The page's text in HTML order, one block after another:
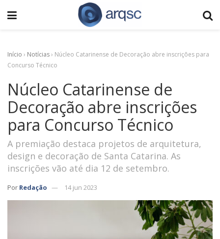
Início › Notícias› Núcleo Catarinense de Decoração abre inscrições para
Concurso Técnico
Núcleo Catarinense de
Decoração abre inscrições
para Concurso Técnico
A premiação destaca projetos de arquitetura,
design e decoração de Santa Catarina. As
inscrições vão até dia 12 de setembro.
Por Redação 14 jun 2023